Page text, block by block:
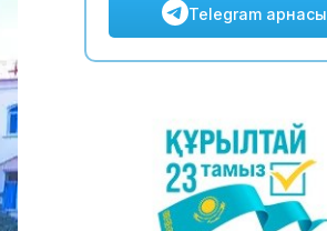
Telegram арнасы